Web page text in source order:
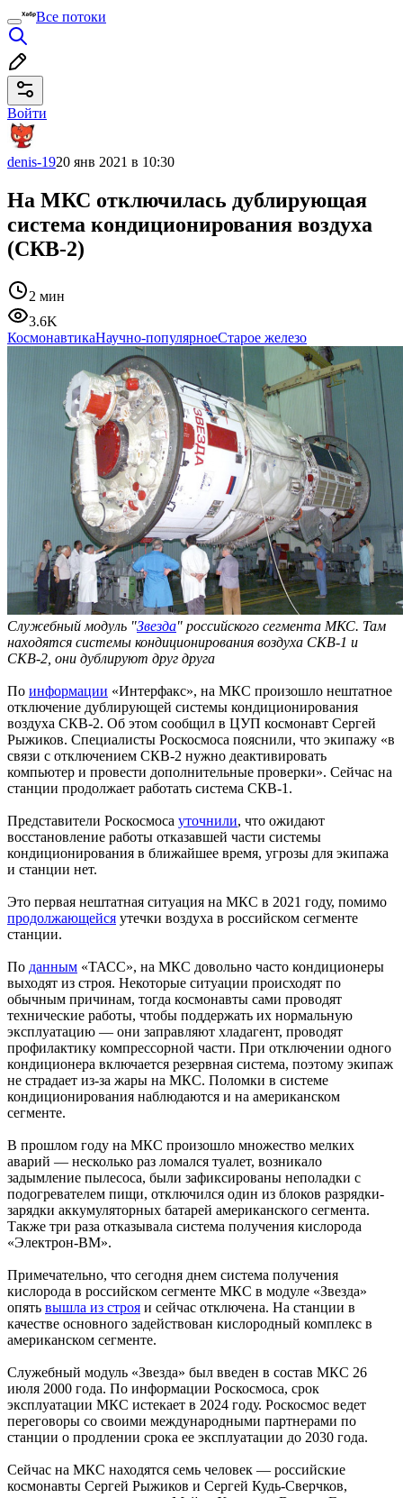
Все потоки
Войти
denis-1920 янв 2021 в 10:30
На МКС отключилась дублирующая
система кондиционирования воздуха
(СКВ-2)
2 мин
3.6K
КосмонавтикаНаучно-популярноеСтарое железо
Служебный модуль "Звезда" российского сегмента МКС. Там
находятся системы кондиционирования воздуха СКВ-1 и
СКВ-2, они дублируют друг друга
По информации «Интерфакс», на МКС произошло нештатное
отключение дублирующей системы кондиционирования
воздуха СКВ-2. Об этом сообщил в ЦУП космонавт Сергей
Рыжиков. Специалисты Роскосмоса пояснили, что экипажу «в
связи с отключением СКВ-2 нужно деактивировать
компьютер и провести дополнительные проверки». Сейчас на
станции продолжает работать система СКВ-1.
Представители Роскосмоса уточнили, что ожидают
восстановление работы отказавшей части системы
кондиционирования в ближайшее время, угрозы для экипажа
и станции нет.
Это первая нештатная ситуация на МКС в 2021 году, помимо
продолжающейся утечки воздуха в российском сегменте
станции.
По данным «ТАСС», на МКС довольно часто кондиционеры
выходят из строя. Некоторые ситуации происходят по
обычным причинам, тогда космонавты сами проводят
технические работы, чтобы поддержать их нормальную
эксплуатацию — они заправляют хладагент, проводят
профилактику компрессорной части. При отключении одного
кондиционера включается резервная система, поэтому экипаж
не страдает из-за жары на МКС. Поломки в системе
кондиционирования наблюдаются и на американском
сегменте.
В прошлом году на МКС произошло множество мелких
аварий — несколько раз ломался туалет, возникало
задымление пылесоса, были зафиксированы неполадки с
подогревателем пищи, отключился один из блоков разрядки-
зарядки аккумуляторных батарей американского сегмента.
Также три раза отказывала система получения кислорода
«Электрон-ВМ».
Примечательно, что сегодня днем система получения
кислорода в российском сегменте МКС в модуле «Звезда»
опять вышла из строя и сейчас отключена. На станции в
качестве основного задействован кислородный комплекс в
американском сегменте.
Служебный модуль «Звезда» был введен в состав МКС 26
июля 2000 года. По информации Роскосмоса, срок
эксплуатации МКС истекает в 2024 году. Роскосмос ведет
переговоры со своими международными партнерами по
станции о продлении срока ее эксплуатации до 2030 года.
Сейчас на МКС находятся семь человек — российские
космонавты Сергей Рыжиков и Сергей Кудь-Сверчков,